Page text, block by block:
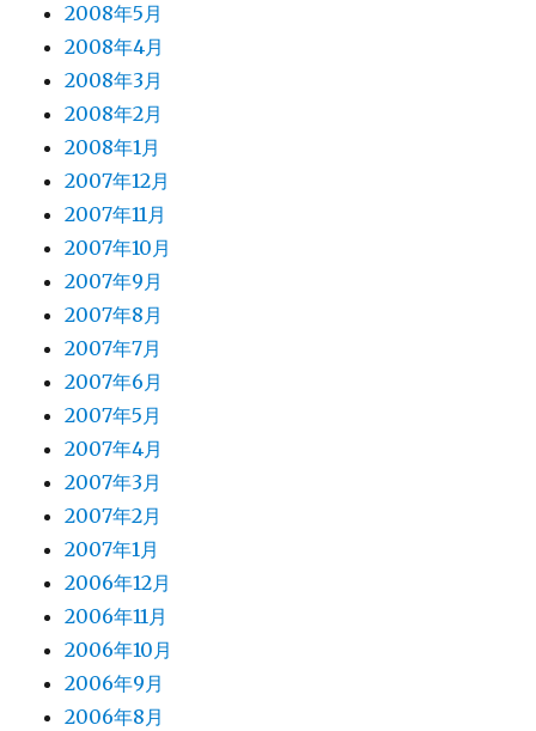
2008年5月
2008年4月
2008年3月
2008年2月
2008年1月
2007年12月
2007年11月
2007年10月
2007年9月
2007年8月
2007年7月
2007年6月
2007年5月
2007年4月
2007年3月
2007年2月
2007年1月
2006年12月
2006年11月
2006年10月
2006年9月
2006年8月